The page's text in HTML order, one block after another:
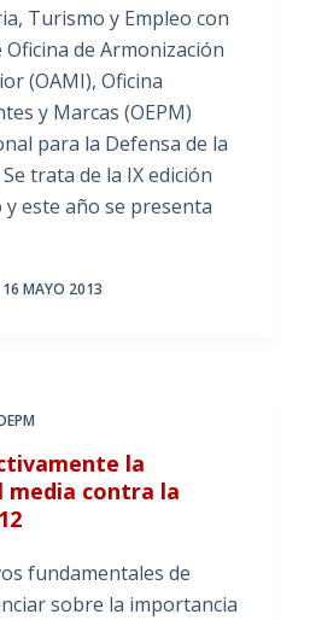
Turismo y Empleo con
de Armonización
(OAMI), Oficina
y Marcas (OEPM)
para la Defensa de la
trata de la IX edición
este año se presenta
16 MAYO 2013
la
media contra la
fundamentales de
sobre la importancia